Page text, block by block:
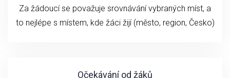
Za žádoucí se považuje srovnávání vybraných míst, a
to nejlépe s místem, kde žáci žijí (město, region, Česko)
Očekávání od žáků